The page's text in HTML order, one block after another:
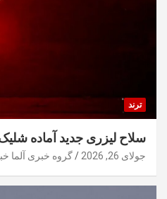
ترند
سلاح لیزری جدید آماده
جولای 26, 2026 گروه خبری آلما